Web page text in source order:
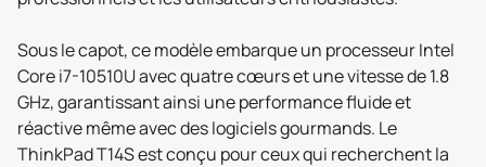
Sous le capot, ce modèle embarque un processeur Intel
Core i7-10510U avec quatre cœurs et une vitesse de 1.8
GHz, garantissant ainsi une performance fluide et
réactive même avec des logiciels gourmands. Le
ThinkPad T14S est conçu pour ceux qui recherchent la